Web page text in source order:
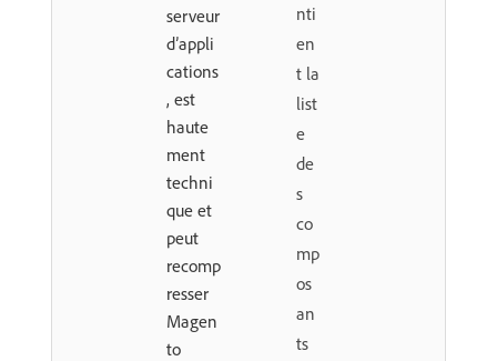
serveur
d’appli
cations
, est
haute
ment
techni
que et
peut
recomp
resser
Magen
to
nti
en
t la
list
e
de
s
co
mp
os
an
ts